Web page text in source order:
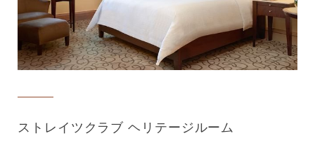
ストレイツクラブ ヘリテージルーム